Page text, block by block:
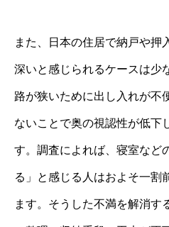
また、日本の住居で納戸や押
深いと感じられるケースは少
路が狭いために出し入れが不
ないことで奥の視認性が低下
す。調査によれば、寝室など
る」と感じる人はおよそ一割
ます。そうした不満を解消す